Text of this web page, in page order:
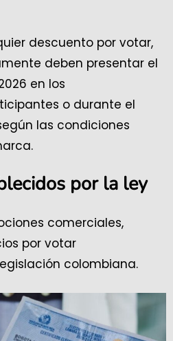
descuento por votar,
deben presentar el
en los
o durante el
las condiciones
por la ley
comerciales,
por votar
colombiana.